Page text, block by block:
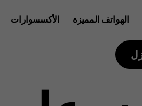
الهواتف المميزة الأكسسوارات